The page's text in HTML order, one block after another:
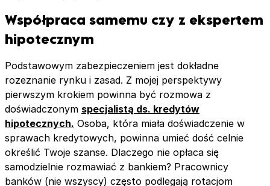
Współpraca samemu czy z ekspertem
hipotecznym
Podstawowym zabezpieczeniem jest dokładne
rozeznanie rynku i zasad. Z mojej perspektywy
pierwszym krokiem powinna być rozmowa z
doświadczonym specjalistą ds. kredytów
hipotecznych. Osoba, która miała doświadczenie w
sprawach kredytowych, powinna umieć dość celnie
określić Twoje szanse. Dlaczego nie opłaca się
samodzielnie rozmawiać z bankiem? Pracownicy
banków (nie wszyscy) często podlegają rotacjom